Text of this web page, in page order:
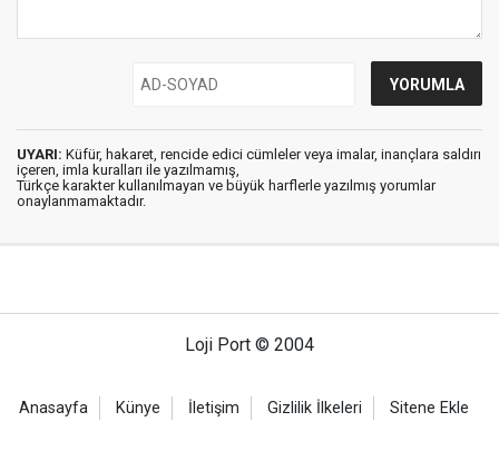
UYARI: Küfür, hakaret, rencide edici cümleler veya imalar, inançlara saldırı
içeren, imla kuralları ile yazılmamış,
Türkçe karakter kullanılmayan ve büyük harflerle yazılmış yorumlar
onaylanmamaktadır.
Loji Port © 2004
Anasayfa Künye İletişim Gizlilik İlkeleri Sitene Ekle